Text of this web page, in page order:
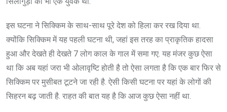
इस घटना ने सिक्किम के साथ-साथ पूरे देश को हिला कर रख दिया था.
क्योंकि सिक्किम में यह पहली घटना थी, जहां इस तरह का प्राकृतिक हादसा
हुआ और देखते ही देखते 7 लोग काल के गाल में समा गए. यह मंजर कुछ ऐसा
था कि अब यहां जरा भी ओलावृष्टि होती है तो ऐसा लगता है कि एक बार फिर से
सिक्किम पर मुसीबत टूटने जा रही है. ऐसी किसी घटना पर यहां के लोगों की
सिहरन बढ़ जाती है. राहत की बात यह है कि आज कुछ ऐसा नहीं था.